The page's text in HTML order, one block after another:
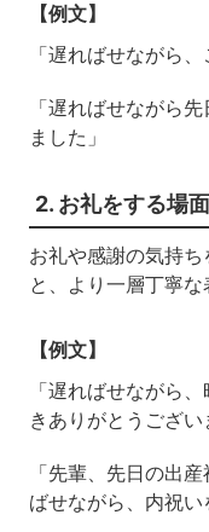
【例文】
「遅ればせながら
「遅ればせながら
ました」
2. お礼をする場面
お礼や感謝の気持
と、より一層丁寧な
【例文】
「遅ればせながら
きありがとうござい
「先輩、先日の出
ばせながら、内祝い